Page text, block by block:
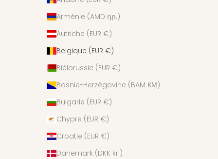
Arménie (AMD դր.)
Autriche (EUR €)
Belgique (EUR €)
Biélorussie (EUR €)
Bosnie-Herzégovine (BAM КМ)
Bulgarie (EUR €)
Chypre (EUR €)
Croatie (EUR €)
Danemark (DKK kr.)